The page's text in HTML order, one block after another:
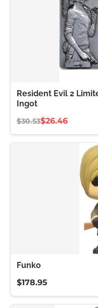
Resident Evil 2
Ingot
$30.53$26.46
Funko
$178.95